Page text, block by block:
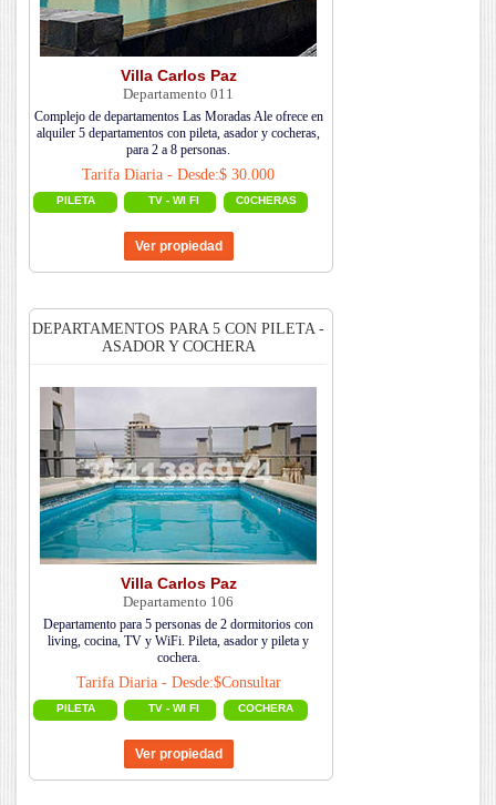
Villa Carlos Paz
Departamento 011
Complejo de departamentos Las Moradas Ale ofrece en
alquiler 5 departamentos con pileta, asador y cocheras,
para 2 a 8 personas.
Tarifa Diaria - Desde:$ 30.000
PILETA TV - WI FI C0CHERAS
DEPARTAMENTOS PARA 5 CON PILETA -
ASADOR Y COCHERA
Villa Carlos Paz
Departamento 106
Departamento para 5 personas de 2 dormitorios con
living, cocina, TV y WiFi. Pileta, asador y pileta y
cochera.
Tarifa Diaria - Desde:$Consultar
PILETA TV - WI FI COCHERA